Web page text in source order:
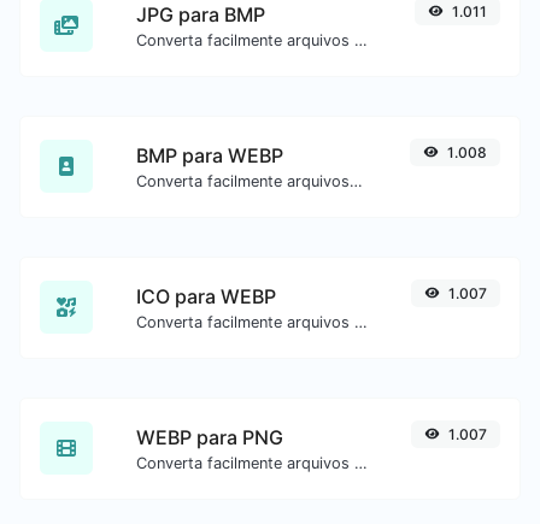
JPG para BMP
Converta facilmente arquivos de imagem JPG para BMP.
1.011
BMP para WEBP
Converta facilmente arquivos de imagem BMP para WEBP.
1.008
ICO para WEBP
Converta facilmente arquivos de imagem ICO para WEBP.
1.007
WEBP para PNG
Converta facilmente arquivos de imagem WEBP para PNG.
1.007